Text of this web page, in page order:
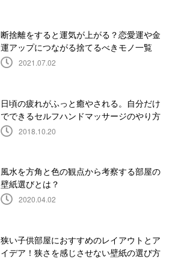
断捨離をすると運気が上がる？恋愛運や金
運アップにつながる捨てるべきモノ一覧
2021.07.02
日頃の疲れがふっと癒やされる。自分だけ
でできるセルフハンドマッサージのやり方
2018.10.20
風水を方角と色の観点から考察する部屋の
壁紙選びとは？
2020.04.02
狭い子供部屋におすすめのレイアウトとア
イデア！狭さを感じさせない壁紙の選び方